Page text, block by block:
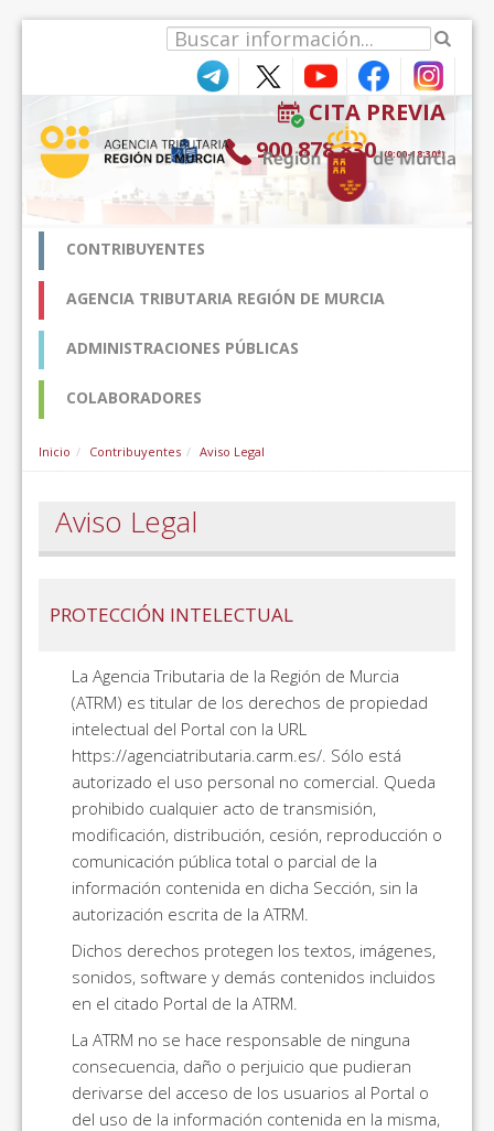
CITA PREVIA
900 878 830 (9:00-18:30*)
CONTRIBUYENTES
AGENCIA TRIBUTARIA REGIÓN DE MURCIA
ADMINISTRACIONES PÚBLICAS
COLABORADORES
Inicio Contribuyentes Aviso Legal
Aviso Legal
PROTECCIÓN INTELECTUAL
La Agencia Tributaria de la Región de Murcia
(ATRM) es titular de los derechos de propiedad
intelectual del Portal con la URL
https://agenciatributaria.carm.es/. Sólo está
autorizado el uso personal no comercial. Queda
prohibido cualquier acto de transmisión,
modificación, distribución, cesión, reproducción o
comunicación pública total o parcial de la
información contenida en dicha Sección, sin la
autorización escrita de la ATRM.
Dichos derechos protegen los textos, imágenes,
sonidos, software y demás contenidos incluidos
en el citado Portal de la ATRM.
La ATRM no se hace responsable de ninguna
consecuencia, daño o perjuicio que pudieran
derivarse del acceso de los usuarios al Portal o
del uso de la información contenida en la misma,